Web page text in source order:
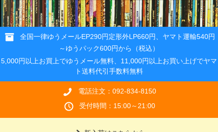
全国一律ゆうメールEP290円定形外LP660円、ヤマト運輸540円
～ゆうパック600円から（税込）
5,000円以上お買上でゆうメール無料、11,000円以上お買い上げでヤマ
ト送料代引手数料無料
電話注文：092-834-8150
受付時間：15:00～21:00